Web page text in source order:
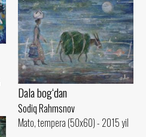
Dala bog‘dan
Sodiq Rahmsnov
Mato, tempera (50x60) - 2015 yil